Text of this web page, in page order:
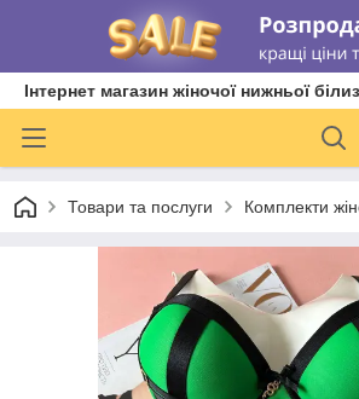
Інтернет магазин жіночої нижньої
Товари та послуги Комплекти